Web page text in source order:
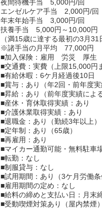
夜間待機手当 5,000円/回
エンゼルケア手当 2,000円/回
年末年始手当 3,000円/回
扶養手当 5,000円～10,000円
（満15歳に達する最初の3月31
※諸手当の月平均 77,000円
■加入保険：雇用 労災 厚生
■交通費：実費（上限15,000円
■有給休暇：6ケ月経過後10日
■賞与：あり（年2回・前年度
■昇給：あり（前年度実績によ
■産休・育休取得実績：あり
■介護休業取得実績：あり
■退職金：あり（勤続3年以上）
■定年制：あり（65歳）
■再雇用：あり
■マイカー通勤可能・無料駐車
■転勤：なし
■制服貸与：なし
■試用期間：あり（3ケ月労働条
■雇用期間の定め：なし
■給料の締めと支払い日：月末
■受動喫煙対策あり（屋内禁煙）